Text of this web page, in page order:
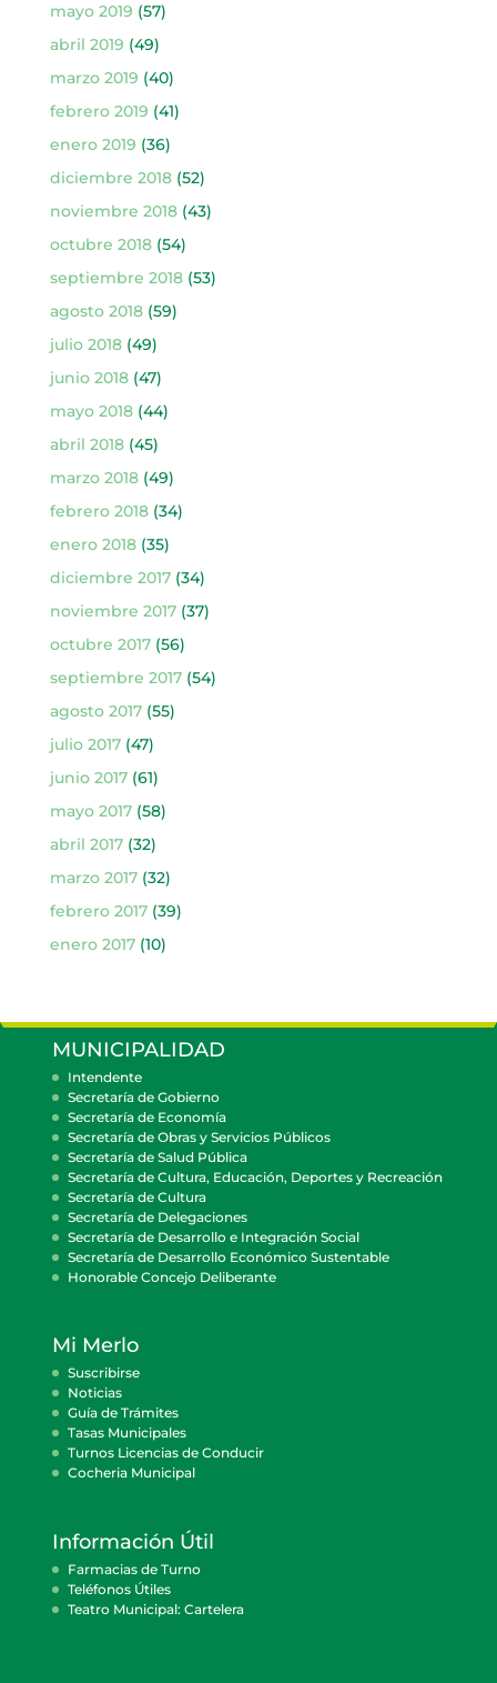
mayo 2019 (57)
abril 2019 (49)
marzo 2019 (40)
febrero 2019 (41)
enero 2019 (36)
diciembre 2018(52)
noviembre 2018(43)
octubre 2018(54)
septiembre 2018(53)
agosto 2018(59)
julio 2018(49)
junio 2018(47)
mayo 2018(44)
abril 2018(45)
marzo 2018(49)
febrero 2018(34)
enero 2018(35)
diciembre 2017(34)
noviembre 2017(37)
octubre 2017(56)
septiembre 2017(54)
agosto 2017(55)
julio 2017(47)
junio 2017(61)
mayo 2017(58)
abril 2017(32)
marzo 2017(32)
febrero 2017(39)
enero 2017(10)
MUNICIPALIDAD
Intendente
Secretaría de Gobierno
Secretaría de Economía
Secretaría de Obras y Servicios Públicos
Secretaría de Salud Pública
Secretaría de Cultura, Educación, Deportes y Recreación
Secretaría de Cultura
Secretaría de Delegaciones
Secretaría de Desarrollo e Integración Social
Secretaría de Desarrollo Económico Sustentable
Honorable Concejo Deliberante
Mi Merlo
Suscribirse
Noticias
Guía de Trámites
Tasas Municipales
Turnos Licencias de Conducir
Cocheria Municipal
Información Útil
Farmacias de Turno
Teléfonos Útiles
Teatro Municipal: Cartelera